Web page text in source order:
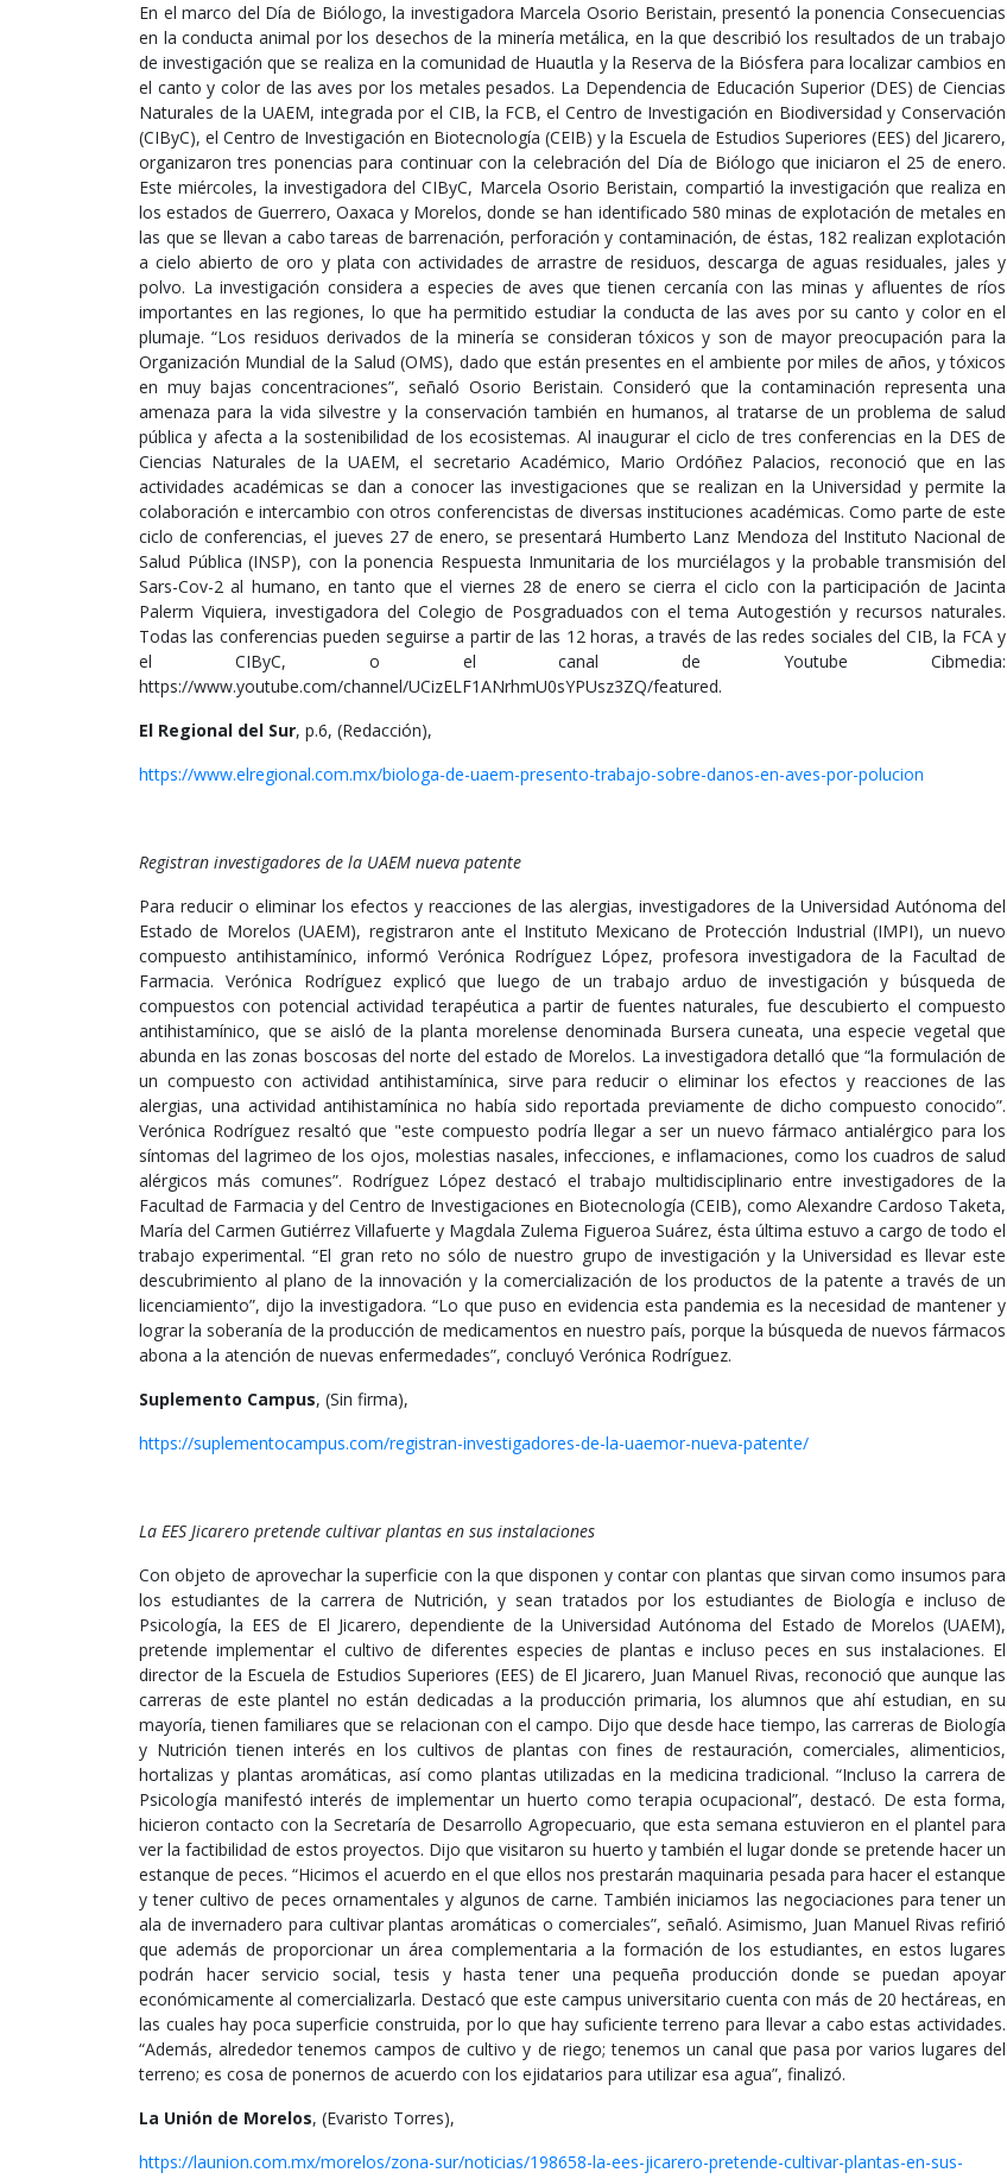
En el marco del Día de Biólogo, la investigadora Marcela Osorio Beristain, presentó la ponencia Consecuencias
en la conducta animal por los desechos de la minería metálica, en la que describió los resultados de un trabajo
de investigación que se realiza en la comunidad de Huautla y la Reserva de la Biósfera para localizar cambios en
el canto y color de las aves por los metales pesados. La Dependencia de Educación Superior (DES) de Ciencias
Naturales de la UAEM, integrada por el CIB, la FCB, el Centro de Investigación en Biodiversidad y Conservación
(CIByC), el Centro de Investigación en Biotecnología (CEIB) y la Escuela de Estudios Superiores (EES) del Jicarero,
organizaron tres ponencias para continuar con la celebración del Día de Biólogo que iniciaron el 25 de enero.
Este miércoles, la investigadora del CIByC, Marcela Osorio Beristain, compartió la investigación que realiza en
los estados de Guerrero, Oaxaca y Morelos, donde se han identificado 580 minas de explotación de metales en
las que se llevan a cabo tareas de barrenación, perforación y contaminación, de éstas, 182 realizan explotación
a cielo abierto de oro y plata con actividades de arrastre de residuos, descarga de aguas residuales, jales y
polvo. La investigación considera a especies de aves que tienen cercanía con las minas y afluentes de ríos
importantes en las regiones, lo que ha permitido estudiar la conducta de las aves por su canto y color en el
plumaje. “Los residuos derivados de la minería se consideran tóxicos y son de mayor preocupación para la
Organización Mundial de la Salud (OMS), dado que están presentes en el ambiente por miles de años, y tóxicos
en muy bajas concentraciones”, señaló Osorio Beristain. Consideró que la contaminación representa una
amenaza para la vida silvestre y la conservación también en humanos, al tratarse de un problema de salud
pública y afecta a la sostenibilidad de los ecosistemas. Al inaugurar el ciclo de tres conferencias en la DES de
Ciencias Naturales de la UAEM, el secretario Académico, Mario Ordóñez Palacios, reconoció que en las
actividades académicas se dan a conocer las investigaciones que se realizan en la Universidad y permite la
colaboración e intercambio con otros conferencistas de diversas instituciones académicas. Como parte de este
ciclo de conferencias, el jueves 27 de enero, se presentará Humberto Lanz Mendoza del Instituto Nacional de
Salud Pública (INSP), con la ponencia Respuesta Inmunitaria de los murciélagos y la probable transmisión del
Sars-Cov-2 al humano, en tanto que el viernes 28 de enero se cierra el ciclo con la participación de Jacinta
Palerm Viquiera, investigadora del Colegio de Posgraduados con el tema Autogestión y recursos naturales.
Todas las conferencias pueden seguirse a partir de las 12 horas, a través de las redes sociales del CIB, la FCA y
el CIByC, o el canal de Youtube Cibmedia:
https://www.youtube.com/channel/UCizELF1ANrhmU0sYPUsz3ZQ/featured.
El Regional del Sur, p.6, (Redacción),
https://www.elregional.com.mx/biologa-de-uaem-presento-trabajo-sobre-danos-en-aves-por-polucion
Registran investigadores de la UAEM nueva patente
Para reducir o eliminar los efectos y reacciones de las alergias, investigadores de la Universidad Autónoma del
Estado de Morelos (UAEM), registraron ante el Instituto Mexicano de Protección Industrial (IMPI), un nuevo
compuesto antihistamínico, informó Verónica Rodríguez López, profesora investigadora de la Facultad de
Farmacia. Verónica Rodríguez explicó que luego de un trabajo arduo de investigación y búsqueda de
compuestos con potencial actividad terapéutica a partir de fuentes naturales, fue descubierto el compuesto
antihistamínico, que se aisló de la planta morelense denominada Bursera cuneata, una especie vegetal que
abunda en las zonas boscosas del norte del estado de Morelos. La investigadora detalló que “la formulación de
un compuesto con actividad antihistamínica, sirve para reducir o eliminar los efectos y reacciones de las
alergias, una actividad antihistamínica no había sido reportada previamente de dicho compuesto conocido”.
Verónica Rodríguez resaltó que "este compuesto podría llegar a ser un nuevo fármaco antialérgico para los
síntomas del lagrimeo de los ojos, molestias nasales, infecciones, e inflamaciones, como los cuadros de salud
alérgicos más comunes”. Rodríguez López destacó el trabajo multidisciplinario entre investigadores de la
Facultad de Farmacia y del Centro de Investigaciones en Biotecnología (CEIB), como Alexandre Cardoso Taketa,
María del Carmen Gutiérrez Villafuerte y Magdala Zulema Figueroa Suárez, ésta última estuvo a cargo de todo el
trabajo experimental. “El gran reto no sólo de nuestro grupo de investigación y la Universidad es llevar este
descubrimiento al plano de la innovación y la comercialización de los productos de la patente a través de un
licenciamiento”, dijo la investigadora. “Lo que puso en evidencia esta pandemia es la necesidad de mantener y
lograr la soberanía de la producción de medicamentos en nuestro país, porque la búsqueda de nuevos fármacos
abona a la atención de nuevas enfermedades”, concluyó Verónica Rodríguez.
Suplemento Campus, (Sin firma),
https://suplementocampus.com/registran-investigadores-de-la-uaemor-nueva-patente/
La EES Jicarero pretende cultivar plantas en sus instalaciones
Con objeto de aprovechar la superficie con la que disponen y contar con plantas que sirvan como insumos para
los estudiantes de la carrera de Nutrición, y sean tratados por los estudiantes de Biología e incluso de
Psicología, la EES de El Jicarero, dependiente de la Universidad Autónoma del Estado de Morelos (UAEM),
pretende implementar el cultivo de diferentes especies de plantas e incluso peces en sus instalaciones. El
director de la Escuela de Estudios Superiores (EES) de El Jicarero, Juan Manuel Rivas, reconoció que aunque las
carreras de este plantel no están dedicadas a la producción primaria, los alumnos que ahí estudian, en su
mayoría, tienen familiares que se relacionan con el campo. Dijo que desde hace tiempo, las carreras de Biología
y Nutrición tienen interés en los cultivos de plantas con fines de restauración, comerciales, alimenticios,
hortalizas y plantas aromáticas, así como plantas utilizadas en la medicina tradicional. “Incluso la carrera de
Psicología manifestó interés de implementar un huerto como terapia ocupacional”, destacó. De esta forma,
hicieron contacto con la Secretaría de Desarrollo Agropecuario, que esta semana estuvieron en el plantel para
ver la factibilidad de estos proyectos. Dijo que visitaron su huerto y también el lugar donde se pretende hacer un
estanque de peces. “Hicimos el acuerdo en el que ellos nos prestarán maquinaria pesada para hacer el estanque
y tener cultivo de peces ornamentales y algunos de carne. También iniciamos las negociaciones para tener un
ala de invernadero para cultivar plantas aromáticas o comerciales”, señaló. Asimismo, Juan Manuel Rivas refirió
que además de proporcionar un área complementaria a la formación de los estudiantes, en estos lugares
podrán hacer servicio social, tesis y hasta tener una pequeña producción donde se puedan apoyar
económicamente al comercializarla. Destacó que este campus universitario cuenta con más de 20 hectáreas, en
las cuales hay poca superficie construida, por lo que hay suficiente terreno para llevar a cabo estas actividades.
“Además, alrededor tenemos campos de cultivo y de riego; tenemos un canal que pasa por varios lugares del
terreno; es cosa de ponernos de acuerdo con los ejidatarios para utilizar esa agua”, finalizó.
La Unión de Morelos, (Evaristo Torres),
https://launion.com.mx/morelos/zona-sur/noticias/198658-la-ees-jicarero-pretende-cultivar-plantas-en-sus-